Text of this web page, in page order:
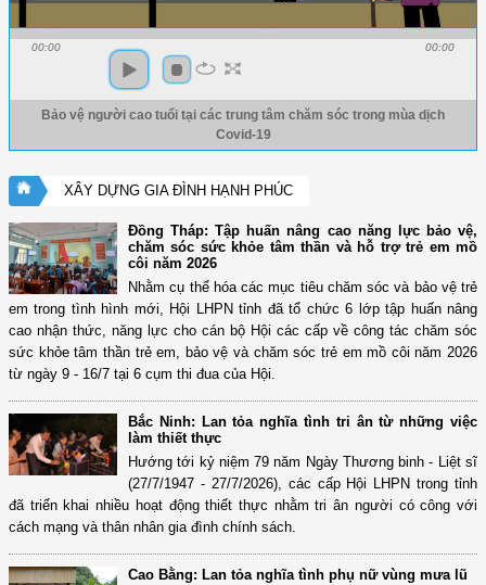
00:00 00:00
Bảo vệ người cao tuổi tại các trung tâm chăm sóc trong mùa dịch
Covid-19
XÂY DỰNG GIA ĐÌNH HẠNH PHÚC
Đồng Tháp: Tập huấn nâng cao năng lực bảo vệ,
chăm sóc sức khỏe tâm thần và hỗ trợ trẻ em mồ
côi năm 2026
Nhằm cụ thể hóa các mục tiêu chăm sóc và bảo vệ trẻ
em trong tình hình mới, Hội LHPN tỉnh đã tổ chức 6 lớp tập huấn nâng
cao nhận thức, năng lực cho cán bộ Hội các cấp về công tác chăm sóc
sức khỏe tâm thần trẻ em, bảo vệ và chăm sóc trẻ em mồ côi năm 2026
từ ngày 9 - 16/7 tại 6 cụm thi đua của Hội.
Bắc Ninh: Lan tỏa nghĩa tình tri ân từ những việc
làm thiết thực
Hướng tới kỷ niệm 79 năm Ngày Thương binh - Liệt sĩ
(27/7/1947 - 27/7/2026), các cấp Hội LHPN trong tỉnh
đã triển khai nhiều hoạt động thiết thực nhằm tri ân người có công với
cách mạng và thân nhân gia đình chính sách.
Cao Bằng: Lan tỏa nghĩa tình phụ nữ vùng mưa lũ